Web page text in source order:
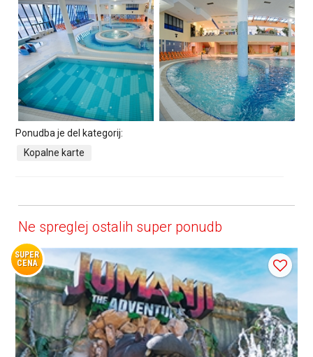
Ponudba je del kategorij:
Kopalne karte
Ne spreglej ostalih super ponudb
SUPER
CENA